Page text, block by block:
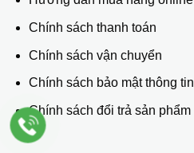
Chính sách thanh toán
Chính sách vận chuyển
Chính sách bảo mật thông tin
Chính sách đổi trả sản phẩm